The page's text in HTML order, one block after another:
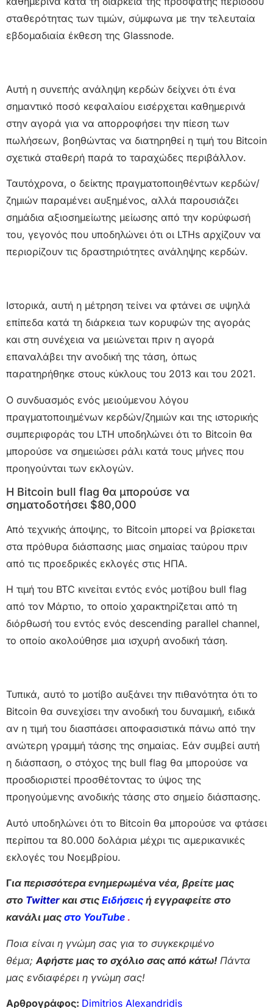
σταθερότητας των τιμών, σύμφωνα με την τελευταία
εβδομαδιαία έκθεση της Glassnode.
Αυτή η συνεπής ανάληψη κερδών δείχνει ότι ένα
σημαντικό ποσό κεφαλαίου εισέρχεται καθημερινά
στην αγορά για να απορροφήσει την πίεση των
πωλήσεων, βοηθώντας να διατηρηθεί η τιμή του Bitcoin
σχετικά σταθερή παρά το ταραχώδες περιβάλλον.
Ταυτόχρονα, ο δείκτης πραγματοποιηθέντων κερδών/
ζημιών παραμένει αυξημένος, αλλά παρουσιάζει
σημάδια αξιοσημείωτης μείωσης από την κορύφωσή
του, γεγονός που υποδηλώνει ότι οι LTHs αρχίζουν να
περιορίζουν τις δραστηριότητες ανάληψης κερδών.
Ιστορικά, αυτή η μέτρηση τείνει να φτάνει σε υψηλά
επίπεδα κατά τη διάρκεια των κορυφών της αγοράς
και στη συνέχεια να μειώνεται πριν η αγορά
επαναλάβει την ανοδική της τάση, όπως
παρατηρήθηκε στους κύκλους του 2013 και του 2021.
Ο συνδυασμός ενός μειούμενου λόγου
πραγματοποιημένων κερδών/ζημιών και της ιστορικής
συμπεριφοράς του LTH υποδηλώνει ότι το Bitcoin θα
μπορούσε να σημειώσει ράλι κατά τους μήνες που
προηγούνται των εκλογών.
H Bitcoin bull flag θα μπορούσε να
σηματοδοτήσει $80,000
Από τεχνικής άποψης, το Bitcoin μπορεί να βρίσκεται
στα πρόθυρα διάσπασης μιας σημαίας ταύρου πριν
από τις προεδρικές εκλογές στις ΗΠΑ.
Η τιμή του BTC κινείται εντός ενός μοτίβου bull flag
από τον Μάρτιο, το οποίο χαρακτηρίζεται από τη
διόρθωσή του εντός ενός descending parallel channel,
το οποίο ακολούθησε μια ισχυρή ανοδική τάση.
Τυπικά, αυτό το μοτίβο αυξάνει την πιθανότητα ότι το
Bitcoin θα συνεχίσει την ανοδική του δυναμική, ειδικά
αν η τιμή του διασπάσει αποφασιστικά πάνω από την
ανώτερη γραμμή τάσης της σημαίας. Εάν συμβεί αυτή
η διάσπαση, ο στόχος της bull flag θα μπορούσε να
προσδιοριστεί προσθέτοντας το ύψος της
προηγούμενης ανοδικής τάσης στο σημείο διάσπασης.
Αυτό υποδηλώνει ότι το Bitcoin θα μπορούσε να φτάσει
περίπου τα 80.000 δολάρια μέχρι τις αμερικανικές
εκλογές του Νοεμβρίου.
Για περισσότερα ενημερωμένα νέα, βρείτε μας
στο Twitter και στις Ειδήσεις ή εγγραφείτε στο
κανάλι μας στο YouTube .
Ποια είναι η γνώμη σας για το συγκεκριμένο
θέμα; Αφήστε μας το σχόλιο σας από κάτω! Πάντα
μας ενδιαφέρει η γνώμη σας!
Αρθρογράφος: Dimitrios Alexandridis